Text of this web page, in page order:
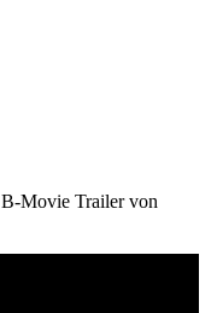
B-Movie Trailer von